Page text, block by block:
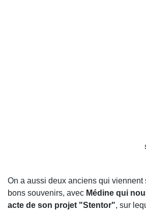
On a aussi deux anciens qui viennent
bons souvenirs, avec Médine qui
acte de son projet "Stentor", sur